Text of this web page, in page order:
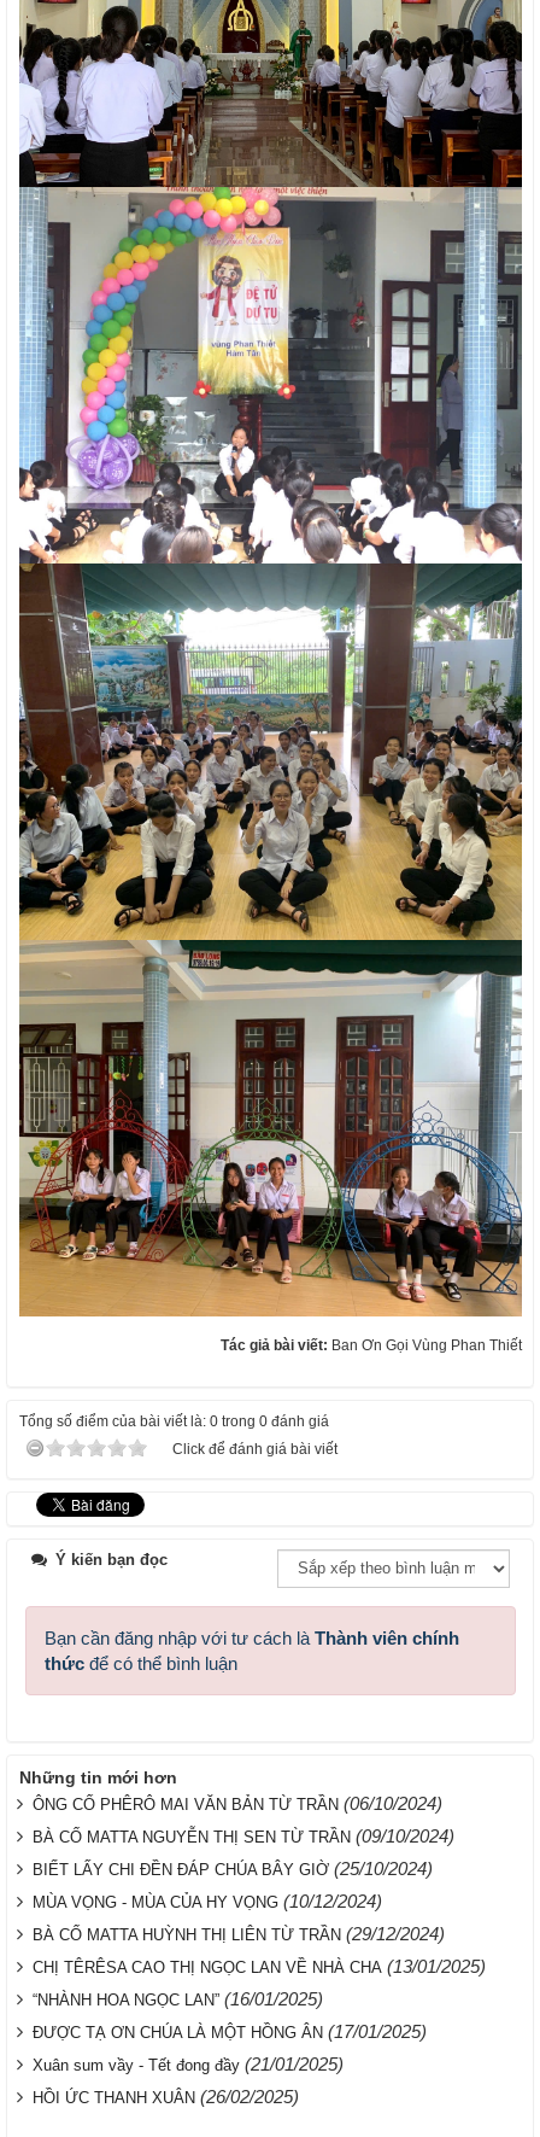
Tác giả bài viết: Ban Ơn Gọi Vùng Phan Thiết
Tổng số điểm của bài viết là: 0 trong 0 đánh giá
Click để đánh giá bài viết
Ý kiến bạn đọc
Bạn cần đăng nhập với tư cách là Thành viên chính
thức để có thể bình luận
Những tin mới hơn
ÔNG CỐ PHÊRÔ MAI VĂN BẢN TỪ TRẦN (06/10/2024)
BÀ CỐ MATTA NGUYỄN THỊ SEN TỪ TRẦN (09/10/2024)
BIẾT LẤY CHI ĐỀN ĐÁP CHÚA BÂY GIỜ (25/10/2024)
MÙA VỌNG - MÙA CỦA HY VỌNG (10/12/2024)
BÀ CỐ MATTA HUỲNH THỊ LIÊN TỪ TRẦN (29/12/2024)
CHỊ TÊRÊSA CAO THỊ NGỌC LAN VỀ NHÀ CHA (13/01/2025)
“NHÀNH HOA NGỌC LAN” (16/01/2025)
ĐƯỢC TẠ ƠN CHÚA LÀ MỘT HỒNG ÂN (17/01/2025)
Xuân sum vầy - Tết đong đầy (21/01/2025)
HỒI ỨC THANH XUÂN (26/02/2025)